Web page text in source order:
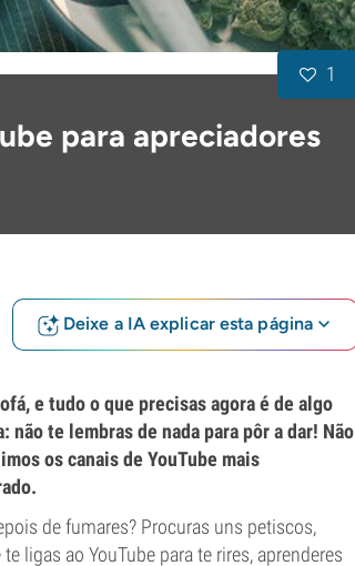
para apreciadores
1
Deixe a IA explicar esta página
e tudo o que precisas agora é de algo
te lembras de nada para pôr a dar! Não
os canais de YouTube mais
de fumares? Procuras uns petiscos,
ligas ao YouTube para te rires, aprenderes